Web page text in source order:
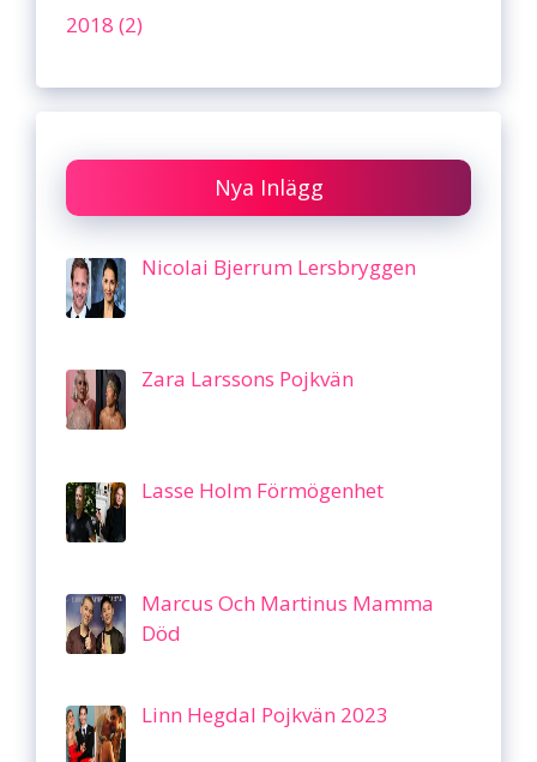
2018 (2)
Nya Inlägg
Nicolai Bjerrum Lersbryggen
Zara Larssons Pojkvän
Lasse Holm Förmögenhet
Marcus Och Martinus Mamma
Död
Linn Hegdal Pojkvän 2023